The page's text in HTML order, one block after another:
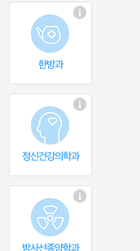
한방과
정신건강의학과